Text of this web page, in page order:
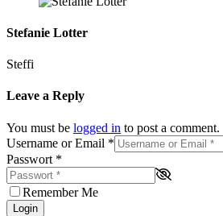
Stefanie Lotter
Steffi
Leave a Reply
You must be logged in to post a comment.
Username or Email *
Passwort *
Remember Me
Login